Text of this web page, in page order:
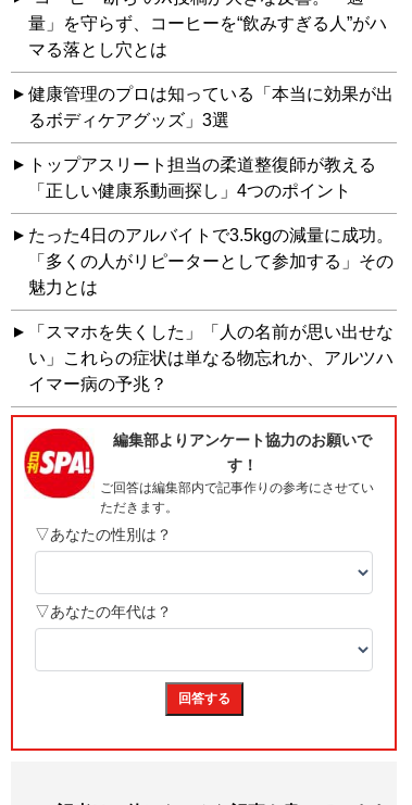
量」を守らず、コーヒーを“飲みすぎる人”がハ
マる落とし穴とは
健康管理のプロは知っている「本当に効果が出
るボディケアグッズ」3選
トップアスリート担当の柔道整復師が教える
「正しい健康系動画探し」4つのポイント
たった4日のアルバイトで3.5kgの減量に成功。
「多くの人がリピーターとして参加する」その
魅力とは
「スマホを失くした」「人の名前が思い出せな
い」これらの症状は単なる物忘れか、アルツハ
イマー病の予兆？